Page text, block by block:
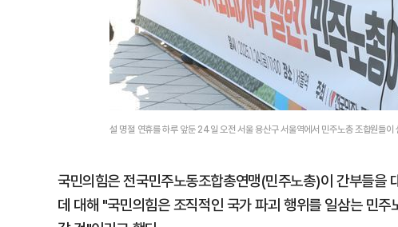
설 명절 연휴를 하루 앞둔 24일 오전 서울 용산구 서울역에서 민주노총 조합원들
국민의힘은 전국민주노동조합총연맹(민주노총)이 간부들을
데 대해 "국민의힘은 조직적인 국가 파괴 행위를 일삼는 민